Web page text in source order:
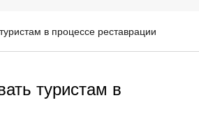
в процессе реставрации
туристам в